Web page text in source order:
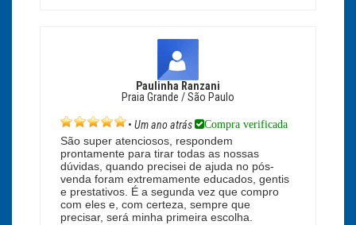
Paulinha Ranzani
Praia Grande / São Paulo
• Um ano atrás Compra verificada
São super atenciosos, respondem
prontamente para tirar todas as nossas
dúvidas, quando precisei de ajuda no pós-
venda foram extremamente educados, gentis
e prestativos. É a segunda vez que compro
com eles e, com certeza, sempre que
precisar, será minha primeira escolha.